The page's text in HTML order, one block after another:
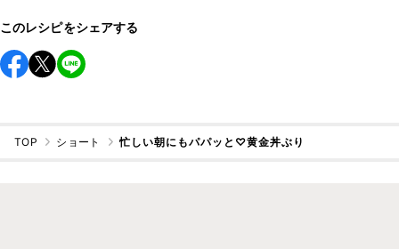
このレシピをシェアする
TOP ショート 忙しい朝にもパパッと♡黄金丼ぶり